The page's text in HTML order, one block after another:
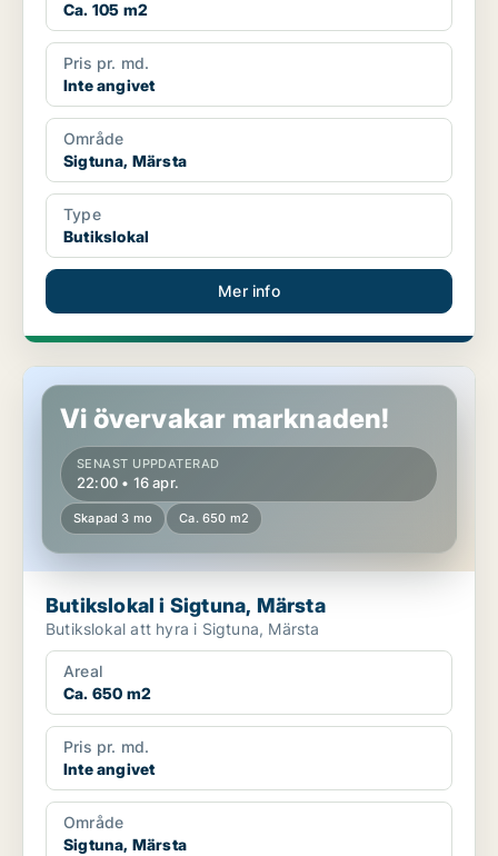
Ca. 105 m2
Pris pr. md.
Inte angivet
Område
Sigtuna, Märsta
Type
Butikslokal
Mer info
Butikslokal i Sigtuna, Märsta
Vi övervakar marknaden!
SENAST UPPDATERAD
22:00 • 16 apr.
Skapad 3 mo Ca. 650 m2
Butikslokal i Sigtuna, Märsta
Butikslokal att hyra i Sigtuna, Märsta
Areal
Ca. 650 m2
Pris pr. md.
Inte angivet
Område
Sigtuna, Märsta